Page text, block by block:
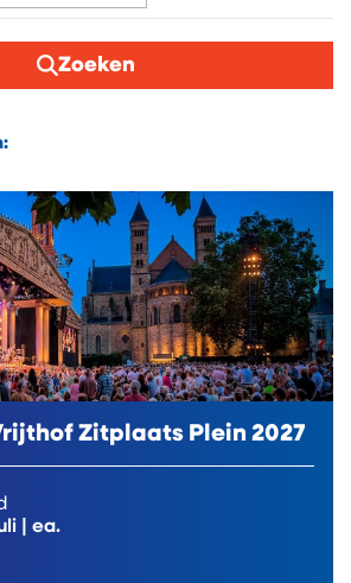
Zoeken
Zitplaats Plein 2027
| ea.